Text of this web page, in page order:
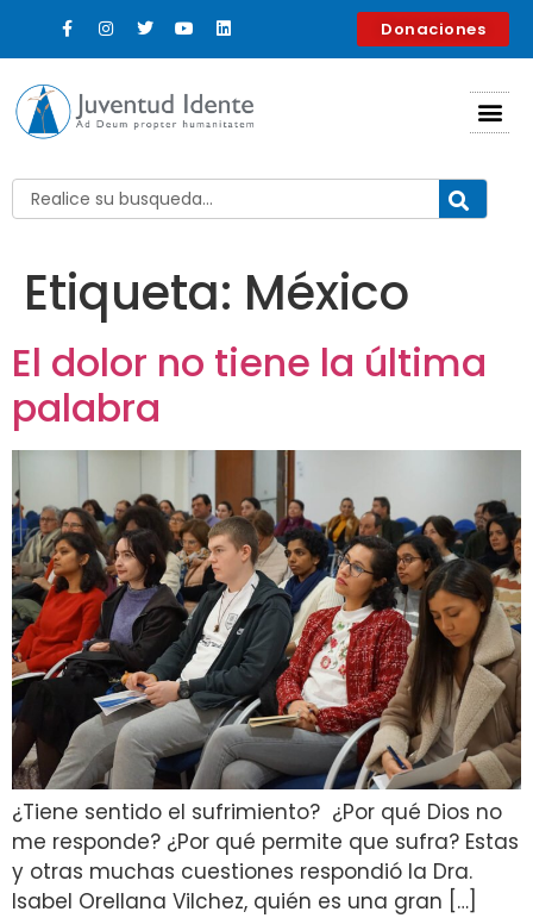
contenido Donaciones
Etiqueta: México
El dolor no tiene la última
palabra
¿Tiene sentido el sufrimiento? ¿Por qué Dios no
me responde? ¿Por qué permite que sufra? Estas
y otras muchas cuestiones respondió la Dra.
Isabel Orellana Vilchez, quién es una gran […]